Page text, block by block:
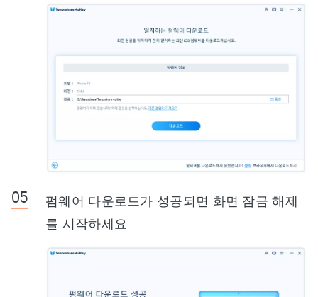
펌웨어 다운로드가 성공되면 화면 잠금 해제
를 시작하세요.